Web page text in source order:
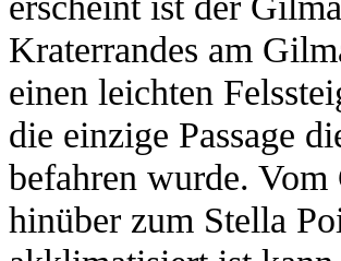
Kraterrandes am
einen leichten
die einzige Passage
befahren wurde.
hinüber zum Stella